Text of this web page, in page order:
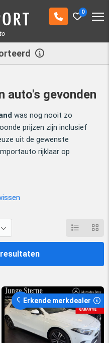
0
auto's gevonden
was nog nooit zo
prijzen zijn inclusief
uit de gewenste
rijklaar op
Erkende merkdealer